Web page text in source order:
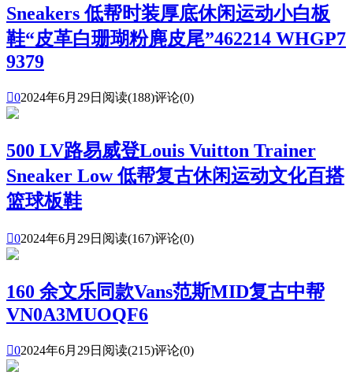
Sneakers 低帮时装厚底休闲运动小白板
鞋“皮革白珊瑚粉麂皮尾”462214 WHGP7
9379
02024年6月29日 阅读(188)评论(0)
500 LV路易威登Louis Vuitton Trainer
Sneaker Low 低帮复古休闲运动文化百搭
篮球板鞋
02024年6月29日 阅读(167)评论(0)
160 余文乐同款Vans范斯MID复古中帮
VN0A3MUOQF6
02024年6月29日 阅读(215)评论(0)